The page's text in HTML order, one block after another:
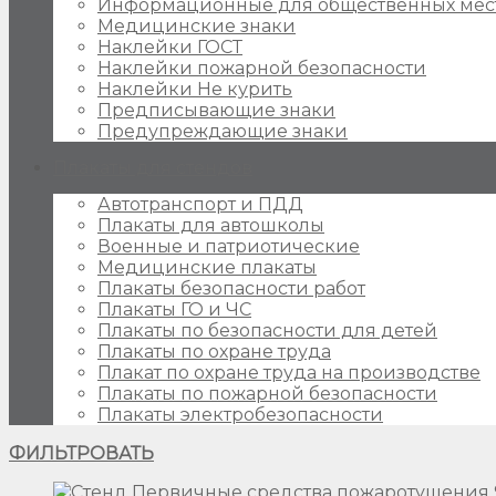
Информационные для общественных
Медицинские знаки
Наклейки ГОСТ
Наклейки пожарной безопасности
Наклейки Не курить
Предписывающие знаки
Предупреждающие знаки
Автотранспорт и ПДД
Плакаты для автошколы
Военные и патриотические
Медицинские плакаты
Плакаты безопасности работ
Плакаты ГО и ЧС
Плакаты по безопасности для детей
Плакаты по охране труда
Плакат по охране труда на производстве
Плакаты по пожарной безопасности
Плакаты электробезопасности
ФИЛЬТРОВАТЬ